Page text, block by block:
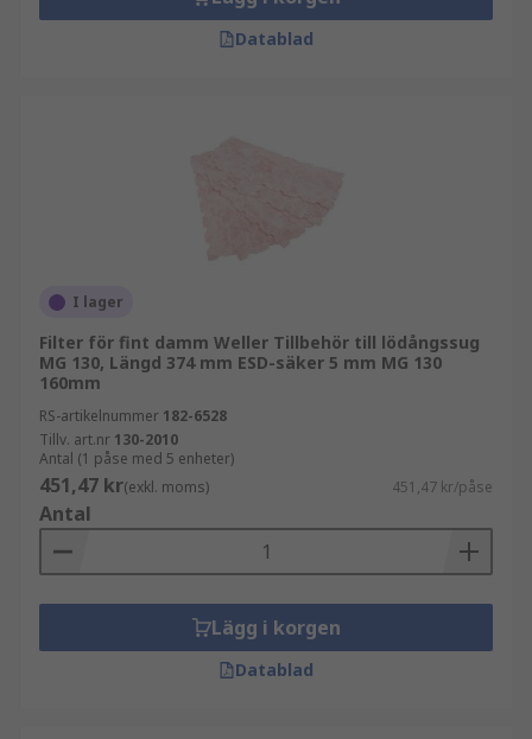
Datablad
I lager
Filter för fint damm Weller Tillbehör till lödångssug
MG 130, Längd 374 mm ESD-säker 5 mm MG 130
160mm
RS-artikelnummer 182-6528
Tillv. art.nr 130-2010
Antal (1 påse med 5 enheter)
451,47 kr(exkl. moms) 451,47 kr/påse
Antal
Lägg i korgen
Datablad